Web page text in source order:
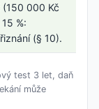
(150 000 Kč
%:
(§ 10).
test 3 let, daň
může